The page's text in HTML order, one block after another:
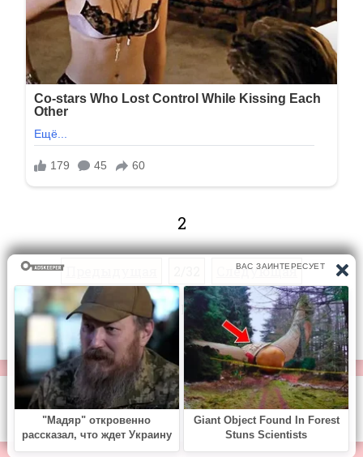
2
Следующая
Перейти на страницу:
© https://vse-knigi.org